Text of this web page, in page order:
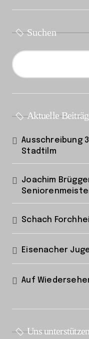
Suchen
Aktuelle
Ausschreibung
Stadtilm
Joachim
Schach
Eisenacher
Auf
Uns